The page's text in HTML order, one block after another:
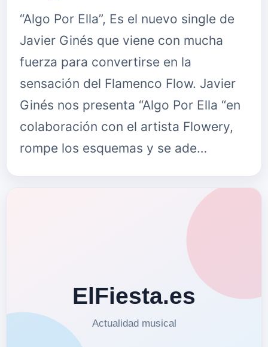
“Algo Por Ella”, Es el nuevo single de
Javier Ginés que viene con mucha
fuerza para convertirse en la
sensación del Flamenco Flow. Javier
Ginés nos presenta “Algo Por Ella “en
colaboración con el artista Flowery,
rompe los esquemas y se ade…